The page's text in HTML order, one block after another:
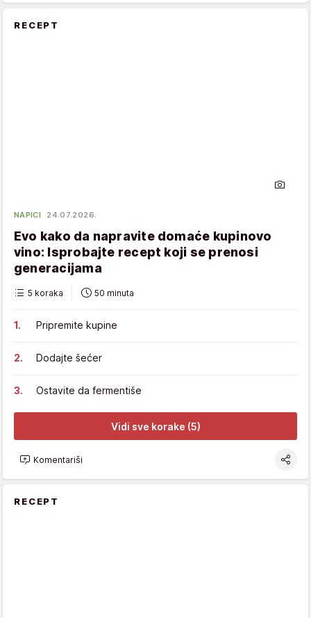
RECEPT
NAPICI 24.07.2026.
Evo kako da napravite domaće kupinovo
vino: Isprobajte recept koji se prenosi
generacijama
5 koraka 50 minuta
Pripremite kupine
Dodajte šećer
Ostavite da fermentiše
Vidi sve korake (5)
Komentariši
RECEPT